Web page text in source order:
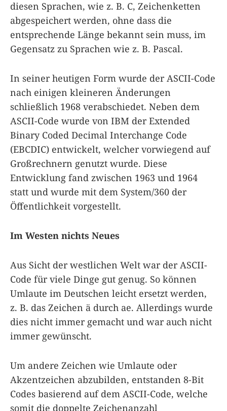
diesen Sprachen, wie z. B. C, Zeichenketten
abgespeichert werden, ohne dass die
entsprechende Länge bekannt sein muss, im
Gegensatz zu Sprachen wie z. B. Pascal.
In seiner heutigen Form wurde der ASCII-Code
nach einigen kleineren Änderungen
schließlich 1968 verabschiedet. Neben dem
ASCII-Code wurde von IBM der Extended
Binary Coded Decimal Interchange Code
(EBCDIC) entwickelt, welcher vorwiegend auf
Großrechnern genutzt wurde. Diese
Entwicklung fand zwischen 1963 und 1964
statt und wurde mit dem System/360 der
Öffentlichkeit vorgestellt.
Im Westen nichts Neues
Aus Sicht der westlichen Welt war der ASCII-
Code für viele Dinge gut genug. So können
Umlaute im Deutschen leicht ersetzt werden,
z. B. das Zeichen ä durch ae. Allerdings wurde
dies nicht immer gemacht und war auch nicht
immer gewünscht.
Um andere Zeichen wie Umlaute oder
Akzentzeichen abzubilden, entstanden 8-Bit
Codes basierend auf dem ASCII-Code, welche
somit die doppelte Zeichenanzahl